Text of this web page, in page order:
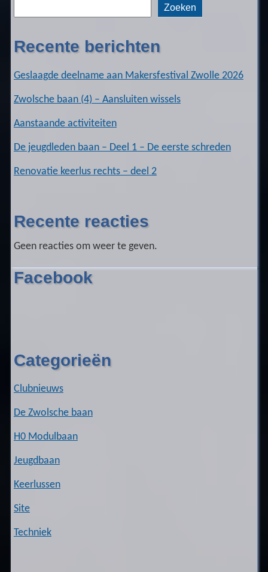
Zoeken
Recente berichten
Geslaagde deelname aan Makersfestival Zwolle 2026
Zwolsche baan (4) – Aansluiten wissels
Aanstaande activiteiten
De jeugdleden baan – Deel 1 – De eerste schreden
Renovatie keerlus rechts – deel 2
Recente reacties
Geen reacties om weer te geven.
Facebook
Categorieën
Clubnieuws
De Zwolsche baan
H0 Modulbaan
Jeugdbaan
Keerlussen
Site
Techniek